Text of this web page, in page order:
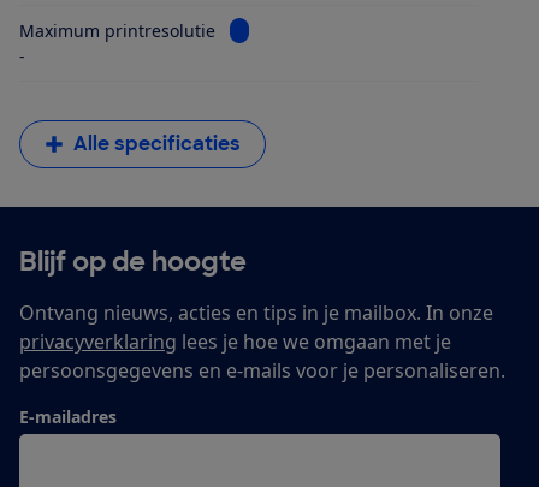
Maximum printresolutie
Bekijk informatie voor Maximum
-
Alle specificaties
Blijf op de hoogte
Ontvang nieuws, acties en tips in je mailbox. In onze
privacyverklaring lees je hoe we omgaan met je
persoonsgegevens en e-mails voor je personaliseren.
E-mailadres